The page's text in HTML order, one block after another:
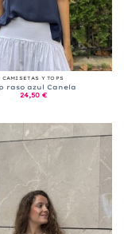
CAMISETAS Y TOPS
raso azul Canela
24,50 €